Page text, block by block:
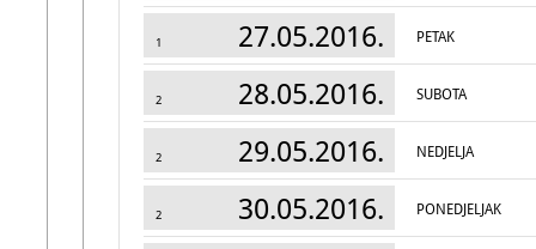
1 27.05.2016. PETAK
2 28.05.2016. SUBOTA
2 29.05.2016. NEDJELJA
2 30.05.2016. PONEDJELJAK